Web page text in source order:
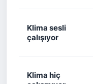
Klima sesli
çalışıyor
Klima hiç